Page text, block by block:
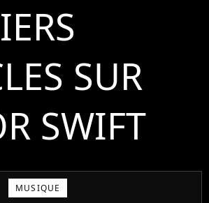
SUR
SWIFT
MUSIQUE